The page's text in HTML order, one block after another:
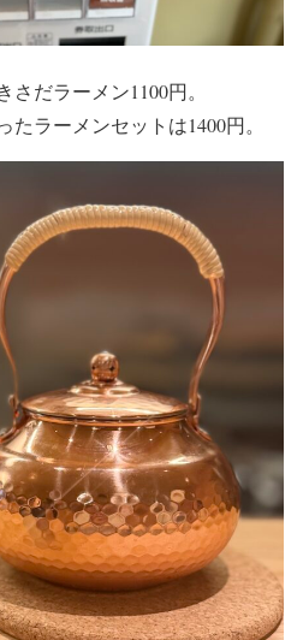
だラーメン1100円。
ラーメンセットは1400円。